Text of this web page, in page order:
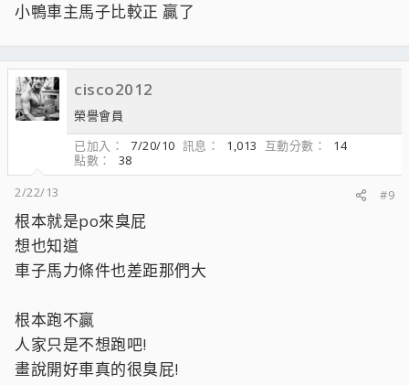
小鴨車主馬子比較正 贏了
cisco2012
榮譽會員
已加入
7/20/10 訊息 1,013 互動分數
14
點數
38
2/22/13
#9
根本就是po來臭屁
想也知道
車子馬力條件也差距那們大
根本跑不贏
人家只是不想跑吧!
畫說開好車真的很臭屁!